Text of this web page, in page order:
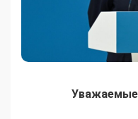
Уважаемые